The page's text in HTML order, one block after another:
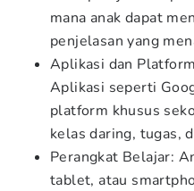
mana anak dapat
penjelasan yang
Aplikasi dan
Aplikasi seperti
platform khusus
kelas daring, tugas,
Perangkat Belajar:
tablet, atau